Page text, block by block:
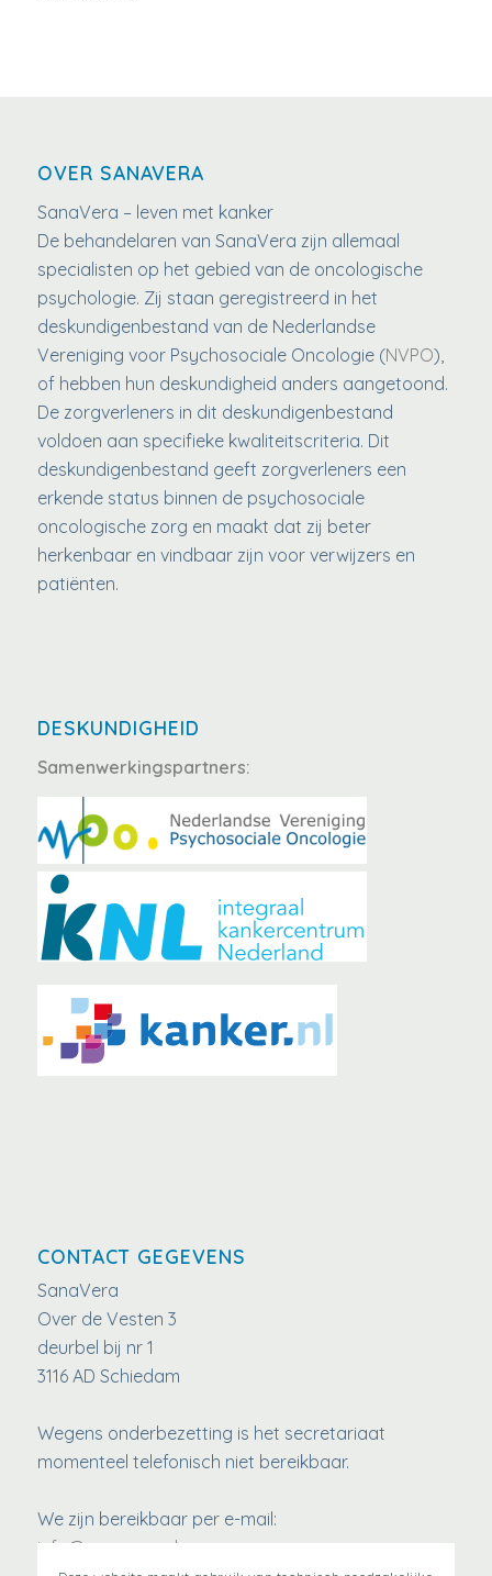
OVER SANAVERA
SanaVera – leven met kanker
De behandelaren van SanaVera zijn allemaal
specialisten op het gebied van de oncologische
psychologie. Zij staan geregistreerd in het
deskundigenbestand van de Nederlandse
Vereniging voor Psychosociale Oncologie (NVPO),
of hebben hun deskundigheid anders aangetoond.
De zorgverleners in dit deskundigenbestand
voldoen aan specifieke kwaliteitscriteria. Dit
deskundigenbestand geeft zorgverleners een
erkende status binnen de psychosociale
oncologische zorg en maakt dat zij beter
herkenbaar en vindbaar zijn voor verwijzers en
patiënten.
DESKUNDIGHEID
Samenwerkingspartners:
CONTACT GEGEVENS
SanaVera
Over de Vesten 3
deurbel bij nr 1
3116 AD Schiedam
Wegens onderbezetting is het secretariaat
momenteel telefonisch niet bereikbaar.
We zijn bereikbaar per e-mail:
info@sanavera.nl